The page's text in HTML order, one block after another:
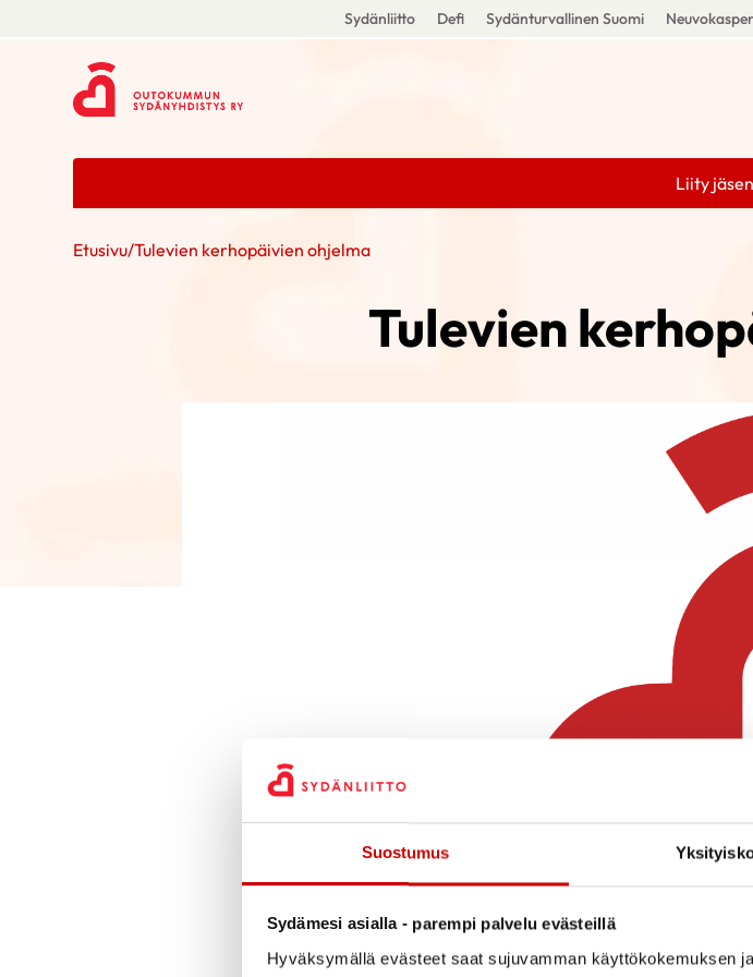
Suostumus
Sydämesi asialla - parempi palvelu evästeillä
Hyväksymällä evästeet saat sujuvamman käyttökokemuksen
Sydänliitto Defi Sydänturvallinen Suomi
Liity
Etusivu/Tulevien kerhopäivien ohjelma
Tulevien